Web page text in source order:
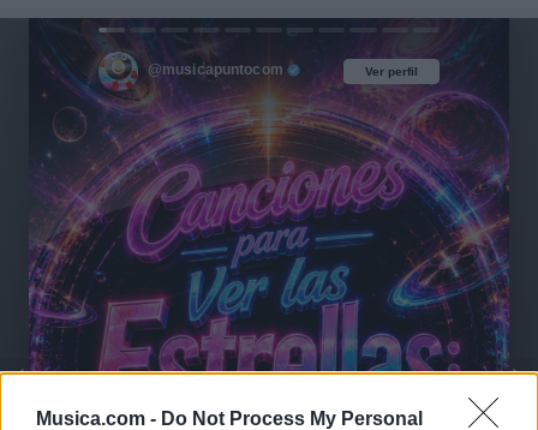
Musica.com - Do Not Process My Personal
Ver perfil
@musicapuntocom Ver perfil